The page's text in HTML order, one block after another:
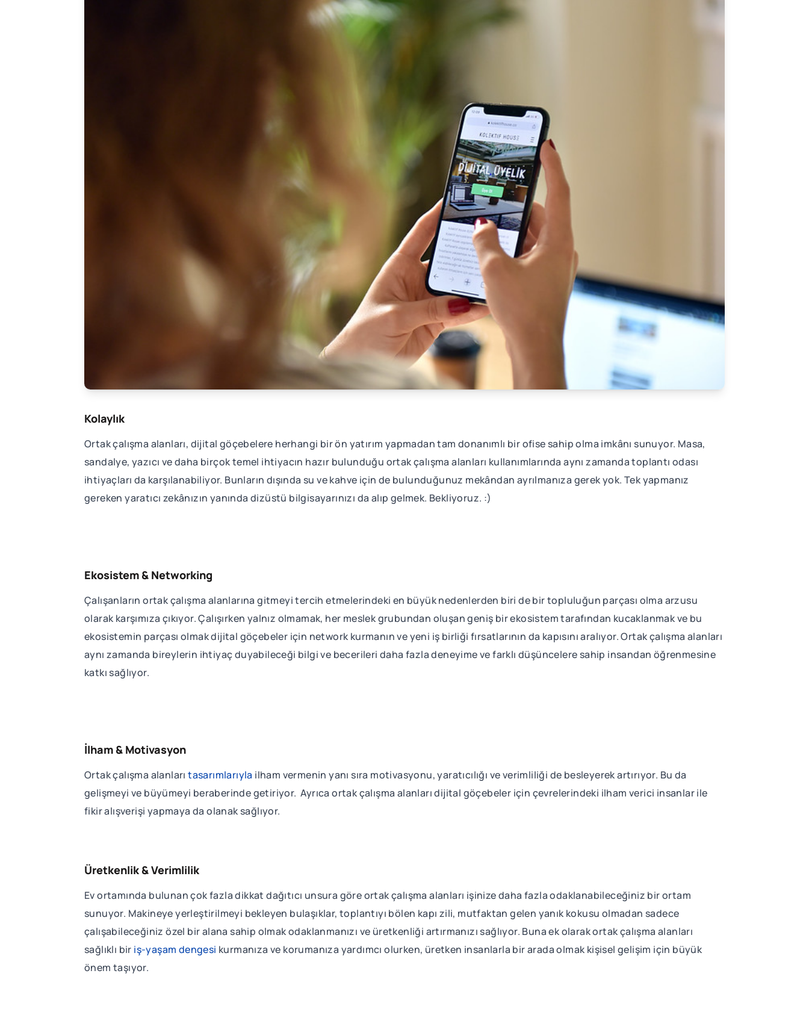
Kolaylık
Ortak çalışma alanları, dijital göçebelere herhangi bir ön yatırım yapmadan tam donanımlı bir ofise sahip olma imkânı sunuyor. Masa,
sandalye, yazıcı ve daha birçok temel ihtiyacın hazır bulunduğu ortak çalışma alanları kullanımlarında aynı zamanda toplantı odası
ihtiyaçları da karşılanabiliyor. Bunların dışında su ve kahve için de bulunduğunuz mekândan ayrılmanıza gerek yok. Tek yapmanız
gereken yaratıcı zekânızın yanında dizüstü bilgisayarınızı da alıp gelmek. Bekliyoruz. :)
Ekosistem & Networking
Çalışanların ortak çalışma alanlarına gitmeyi tercih etmelerindeki en büyük nedenlerden biri de bir topluluğun parçası olma arzusu
olarak karşımıza çıkıyor. Çalışırken yalnız olmamak, her meslek grubundan oluşan geniş bir ekosistem tarafından kucaklanmak ve bu
ekosistemin parçası olmak dijital göçebeler için network kurmanın ve yeni iş birliği fırsatlarının da kapısını aralıyor. Ortak çalışma alanları
aynı zamanda bireylerin ihtiyaç duyabileceği bilgi ve becerileri daha fazla deneyime ve farklı düşüncelere sahip insandan öğrenmesine
katkı sağlıyor.
İlham & Motivasyon
Ortak çalışma alanlarıtasarımlarıyla ilham vermenin yanı sıra motivasyonu, yaratıcılığı ve verimliliği de besleyerek artırıyor. Bu da
gelişmeyi ve büyümeyi beraberinde getiriyor. Ayrıca ortak çalışma alanları dijital göçebeler için çevrelerindeki ilham verici insanlar ile
fikir alışverişi yapmaya da olanak sağlıyor.
Üretkenlik & Verimlilik
Ev ortamında bulunan çok fazla dikkat dağıtıcı unsura göre ortak çalışma alanları işinize daha fazla odaklanabileceğiniz bir ortam
sunuyor. Makineye yerleştirilmeyi bekleyen bulaşıklar, toplantıyı bölen kapı zili, mutfaktan gelen yanık kokusu olmadan sadece
çalışabileceğiniz özel bir alana sahip olmak odaklanmanızı ve üretkenliği artırmanızı sağlıyor. Buna ek olarak ortak çalışma alanları
sağlıklı bir iş-yaşam dengesi kurmanıza ve korumanıza yardımcı olurken, üretken insanlarla bir arada olmak kişisel gelişim için büyük
önem taşıyor.